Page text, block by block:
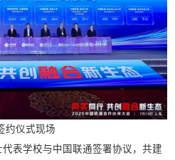
约仪式现场
表学校与中国联通签署协议，共建